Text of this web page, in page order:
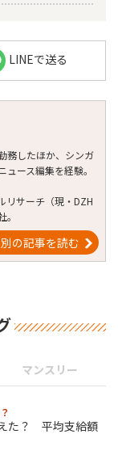
LINEで送る
務したほか、シンガ
ース編集を経験。
リサーチ（現・DZH
の記事を読む
マンスリー
た？ 平均支給額